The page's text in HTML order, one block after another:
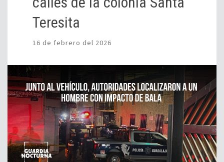
Teresita
16 de febrero del 2026